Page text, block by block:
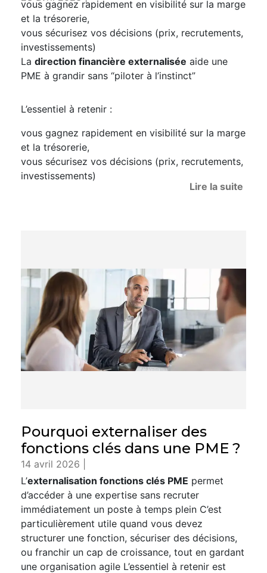
vous gagnez rapidement en visibilité sur la marge
et la trésorerie,
vous sécurisez vos décisions (prix, recrutements,
investissements)
La direction financière externalisée aide une
PME à grandir sans “piloter à l’instinct”
L’essentiel à retenir :
vous gagnez rapidement en visibilité sur la marge
et la trésorerie,
vous sécurisez vos décisions (prix, recrutements,
investissements)
Lire la suite
Pourquoi externaliser des
fonctions clés dans une PME ?
14 avril 2026 |
L’externalisation fonctions clés PME permet
d’accéder à une expertise sans recruter
immédiatement un poste à temps plein C’est
particulièrement utile quand vous devez
structurer une fonction, sécuriser des décisions,
ou franchir un cap de croissance, tout en gardant
une organisation agile L’essentiel à retenir est